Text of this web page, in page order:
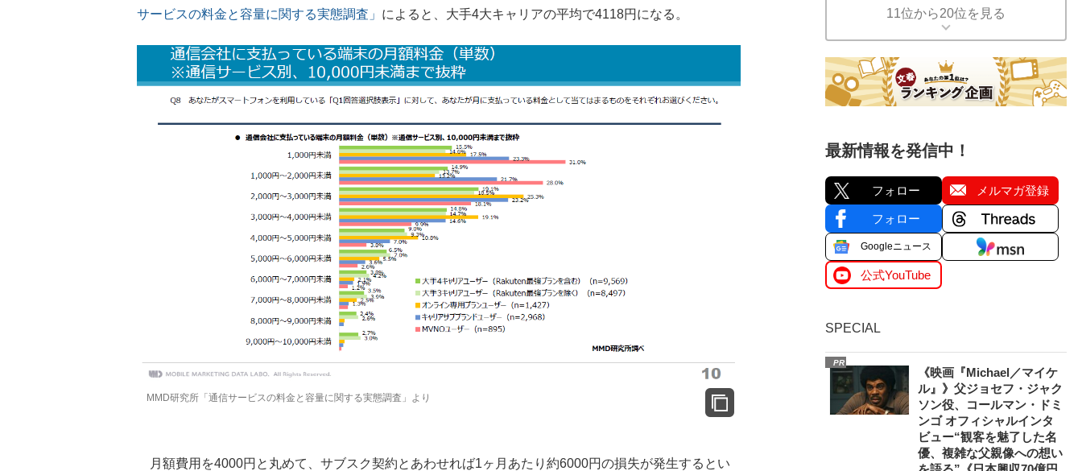
サービスの料金と容量に関する実態調査」 によると、大手4大キャリアの平均で4118円になる。
MMD研究所「通信サービスの料金と容量に関する実態調査」より
月額費用を4000円と丸めて、サブスク契約とあわせれば1ヶ月あたり約6000円の損失が発生するとい
11位から20位を見る
最新情報を発信中！
フォロー メルマガ登録
フォロー
Googleニュース
公式YouTube
SPECIAL
PR
《映画『Michael／マイケ
ル』》父ジョセフ・ジャク
ソン役、コールマン・ドミ
ンゴ オフィシャルインタ
ビュー“観客を魅了した名
優、複雑な父親像への想い